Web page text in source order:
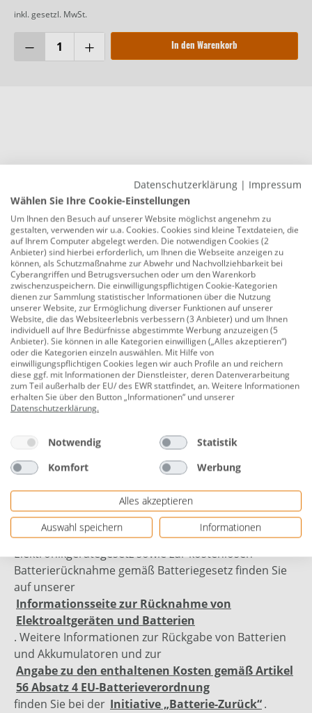
inkl. gesetzl. MwSt.
In den Warenkorb
Cornat Alape Aluminium-Klapprost für
Stahl-Ausgussbecken
Produktnummer:0782021471
Aluminium Klapprost
für Ausgussbecken
z.B. zum Abstellen von Gefäßen
Herstellerinformationen: Conmetall Meister GmbH |
Hafenstrasse 26 | 29223 Celle, DEUTSCHLAND |
eMail: info@conmetallmeister.de | Herstellernr.
ALAPEKLR
Bewertungen
Genauere Informationen zur kostenlosen
Altgeräterücknahme gemäß Elektro- und
Elektronikgerätegesetz sowie zur kostenlosen
Batterierücknahme gemäß Batteriegesetz finden Sie
auf unserer
Informationsseite zur Rücknahme von
Elektroaltgeräten und Batterien
. Weitere Informationen zur Rückgabe von Batterien
und Akkumulatoren und zur
Angabe zu den enthaltenen Kosten gemäß Artikel
56 Absatz 4 EU-Batterieverordnung
finden Sie bei der Initiative „Batterie-Zurück“.
Datenschutzerklärung | Impressum
Wählen Sie Ihre Cookie-Einstellungen
Um Ihnen den Besuch auf unserer Website möglichst angenehm zu
gestalten, verwenden wir u.a. Cookies. Cookies sind kleine Textdateien, die
auf Ihrem Computer abgelegt werden. Die notwendigen Cookies (2
Anbieter) sind hierbei erforderlich, um Ihnen die Webseite anzeigen zu
können, als Schutzmaßnahme zur Abwehr und Nachvollziehbarkeit bei
Cyberangriffen und Betrugsversuchen oder um den Warenkorb
zwischenzuspeichern. Die einwilligungspflichtigen Cookie-Kategorien
dienen zur Sammlung statistischer Informationen über die Nutzung
unserer Website, zur Ermöglichung diverser Funktionen auf unserer
Website, die das Websiteerlebnis verbessern (3 Anbieter) und um Ihnen
individuell auf Ihre Bedürfnisse abgestimmte Werbung anzuzeigen (5
Anbieter). Sie können in alle Kategorien einwilligen („Alles akzeptieren“)
oder die Kategorien einzeln auswählen. Mit Hilfe von
einwilligungspflichtigen Cookies legen wir auch Profile an und reichern
diese ggf. mit Informationen der Dienstleister, deren Datenverarbeitung
zum Teil außerhalb der EU/ des EWR stattfindet, an. Weitere Informationen
erhalten Sie über den Button „Informationen“ und unserer
Datenschutzerklärung.
Notwendig
Statistik
Komfort
Werbung
Alles akzeptieren
Auswahl speichern
Informationen